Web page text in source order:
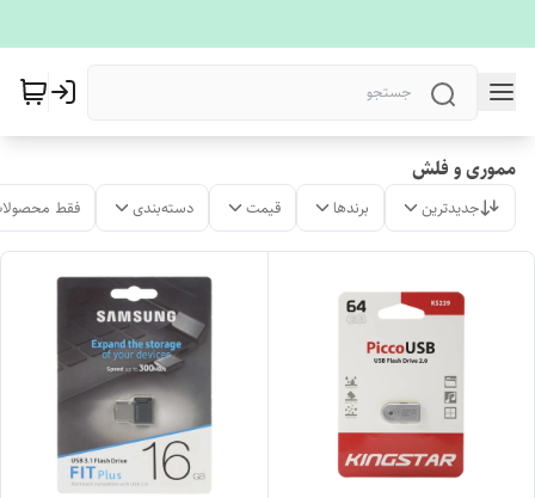
مموری و فلش
جدیدترین برندها قیمت دسته‌بندی فقط